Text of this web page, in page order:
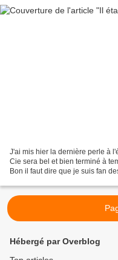
J'ai mis hier la dernière perle à
Cie sera bel et bien terminé à
Bon il faut dire que je suis fan
Hébergé par Overblog